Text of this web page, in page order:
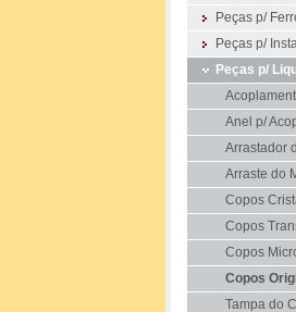
Peças p/
Peças p/
Peças p/
Anel p/
Arrastador
Arraste do
Copos
Copos
Copos
Copos
Tampa do